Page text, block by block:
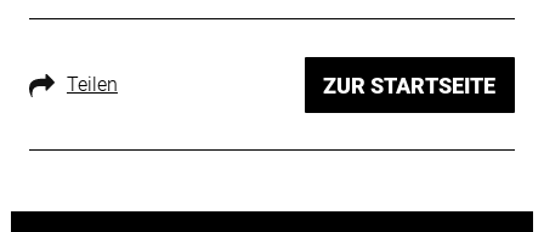
Teilen ZUR STARTSEITE